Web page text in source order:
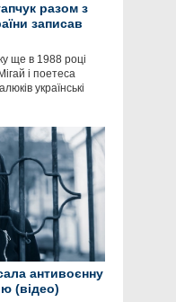
разом з
записав
ще в 1988 році
і поетеса
українські
антивоєнну
(відео)